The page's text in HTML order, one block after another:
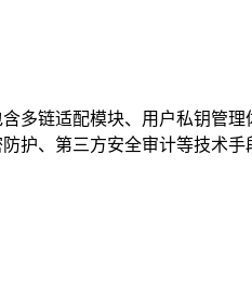
多链适配模块、用户私钥管
护、第三方安全审计等技术